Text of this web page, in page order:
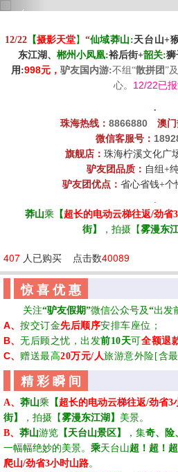
‹
12/22【摄影天堂】 “仙域莽山:天台山+
东江湖 、 郴州小凤凰:裕后街+韶关:狮
用 :998元 ， 驴友国内游:不组 “散拼团”及
心。 12/22已
.
珠海热线： 8866880 澳门
微信客服号：
旗舰店： 珠海柠溪文化广
驴友团品质 ： 自组+
驴友团优点 ： 省心省钱+个
莽山乘 【 超长的电动云梯往返/劲省
街】
， 拍摄 【雾漫东
407 人已购买 点击数40089
惊 喜 优 惠
关注“驴友假期”微信公众号及“出发
A、 按交订金先后顺序安排车座位；
B、 无后顾 之忧，出发前10天可全额退
C、 赠送最高20万元/人旅游意外险[含
精 彩 瞬 间
A、 莽山乘 【 超长的电动云梯往返/劲省3
街】
， 拍摄 【雾漫东江湖 】 美景。
B、 莽山游览 【天台山景区】 ，集奇、险
一幅幅绝妙的美景。 乘天台山超！超！
爬山/劲省3小时山路。